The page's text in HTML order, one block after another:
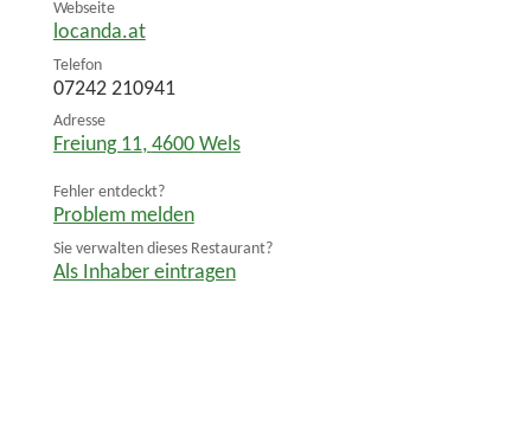
Webseite
locanda.at
Telefon
07242 210941
Adresse
Freiung 11, 4600 Wels
Fehler entdeckt?
Problem melden
Sie verwalten dieses Restaurant?
Als Inhaber eintragen